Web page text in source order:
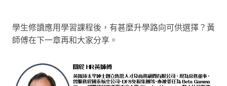
學生修讀應用學習課程後，有甚麼升學路向可供選擇？黃
師傅在下一章再和大家分享。